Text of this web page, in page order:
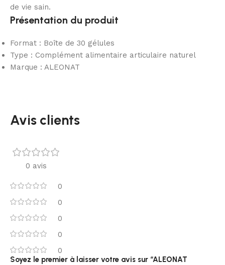
de vie sain.
Présentation du produit
Format : Boîte de 30 gélules
Type : Complément alimentaire articulaire naturel
Marque : ALEONAT
Avis clients
0 avis
0
0
0
0
0
Soyez le premier à laisser votre avis sur “ALEONAT